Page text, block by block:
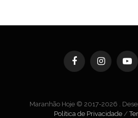
FacebookInstagram
Maranhão Hoje © 2017-2026 .
Política de Privacidade /